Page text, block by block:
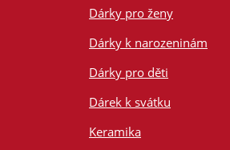
Dárky pro ženy
Dárky k narozeninám
Dárky pro děti
Dárek k svátku
Keramika